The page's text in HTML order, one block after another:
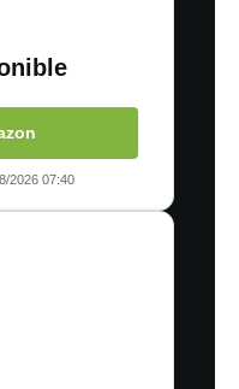
2026 07:40